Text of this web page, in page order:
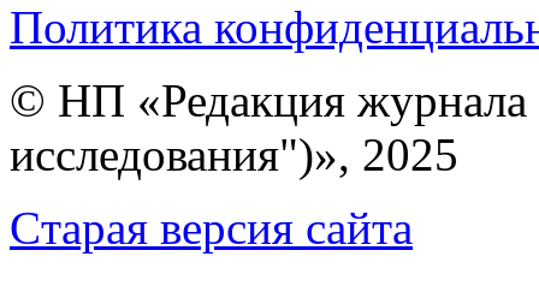
Политика
© НП «Редакция
исследования")», 2025
Cтарая версия сайта